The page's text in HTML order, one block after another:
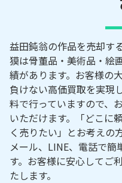
益田鈍翁の作品を売却す
獏は骨董品・美術品・絵
績があります。お客様の
負けない高価買取を実現
料で行っていますので、
いただけます。「どこに
く売りたい」とお考えの
メール、LINE、電話で
す。お客様に安心してご
たします。